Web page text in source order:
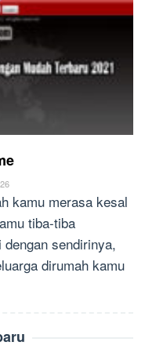
kamu merasa kesal
tiba-tiba
sendirinya,
dirumah kamu